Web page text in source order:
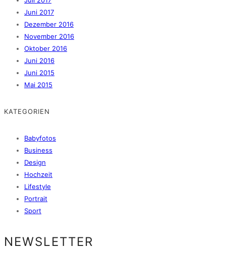
Juni 2017
Dezember 2016
November 2016
Oktober 2016
Juni 2016
Juni 2015
Mai 2015
KATEGORIEN
Babyfotos
Business
Design
Hochzeit
Lifestyle
Portrait
Sport
NEWSLETTER